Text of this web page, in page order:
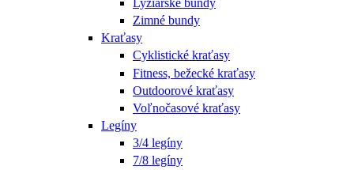
Zimné bundy
Kraťasy
Cyklistické kraťasy
Fitness, bežecké kraťasy
Outdoorové kraťasy
Voľnočasové kraťasy
Legíny
3/4 legíny
7/8 legíny